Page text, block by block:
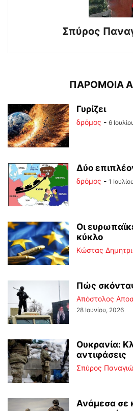
Σπύρος
ΠΑΡΟΜΟΙΑ
Γυρίζει
δρόμος - 6
Δύο
δρόμος - 1
Οι
κύκλο
Kώστας
Πώς
Απόστολος
28 Ιουνίου, 2026
Ουκρανία:
αντιφάσεις
Σπύρος
Ανάμεσα σε